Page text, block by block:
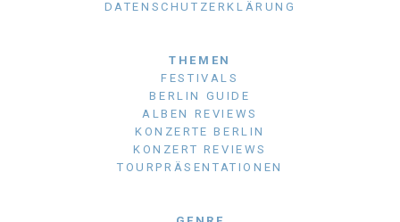
DATENSCHUTZERKLÄRUNG
THEMEN
FESTIVALS
BERLIN GUIDE
ALBEN REVIEWS
KONZERTE BERLIN
KONZERT REVIEWS
TOURPRÄSENTATIONEN